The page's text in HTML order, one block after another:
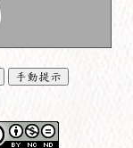
手動提示